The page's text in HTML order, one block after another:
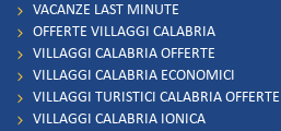
VACANZE LAST MINUTE
OFFERTE VILLAGGI CALABRIA
VILLAGGI CALABRIA OFFERTE
VILLAGGI CALABRIA ECONOMICI
VILLAGGI TURISTICI CALABRIA OFFERTE
VILLAGGI CALABRIA IONICA